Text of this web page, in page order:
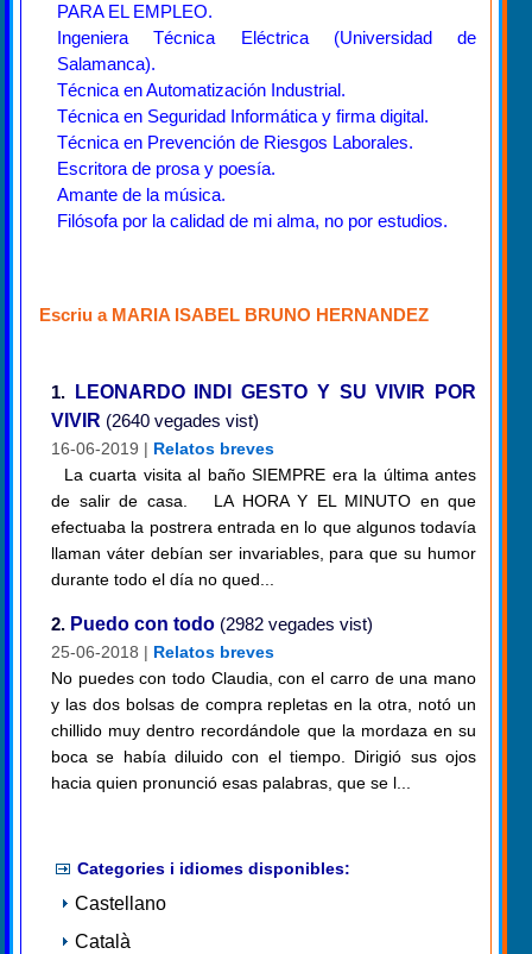
PARA EL EMPLEO.
Ingeniera Técnica Eléctrica (Universidad de
Salamanca).
Técnica en Automatización Industrial.
Técnica en Seguridad Informática y firma digital.
Técnica en Prevención de Riesgos Laborales.
Escritora de prosa y poesía.
Amante de la música.
Filósofa por la calidad de mi alma, no por estudios.
Escriu a MARIA ISABEL BRUNO HERNANDEZ
1.
LEONARDO INDI GESTO Y SU VIVIR POR
VIVIR (2640 vegades vist)
16-06-2019 | Relatos breves
La cuarta visita al baño SIEMPRE era la última antes
de salir de casa. LA HORA Y EL MINUTO en que
efectuaba la postrera entrada en lo que algunos todavía
llaman váter debían ser invariables, para que su humor
durante todo el día no qued...
2. Puedo con todo (2982 vegades vist)
25-06-2018 | Relatos breves
No puedes con todo Claudia, con el carro de una mano
y las dos bolsas de compra repletas en la otra, notó un
chillido muy dentro recordándole que la mordaza en su
boca se había diluido con el tiempo. Dirigió sus ojos
hacia quien pronunció esas palabras, que se l...
Categories i idiomes disponibles:
Castellano
Català